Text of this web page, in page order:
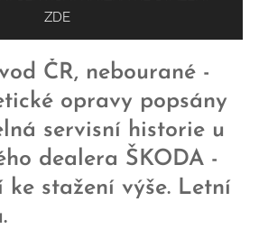
ZDE
ČR, nebourané -
opravy popsány
servisní historie u
dealera ŠKODA -
ke stažení výše. Letní